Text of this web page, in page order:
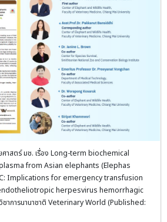
าสตร์ มช. เรื่อง Long-term biochemical
from Asian elephants (Elephas
Implications for emergency transfusion
herpesvirus hemorrhagic
าการนานาชาติ Veterinary World (Published: